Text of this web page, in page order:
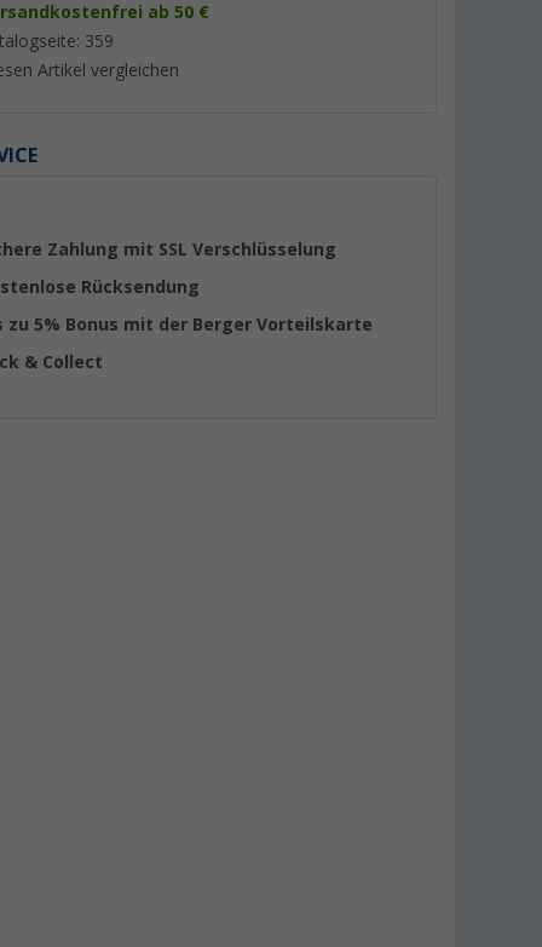
ab 50 €
359
Artikel vergleichen
Zahlung mit SSL Verschlüsselung
Rücksendung
zu 5% Bonus mit der Berger Vorteilskarte
& Collect
mit
6,99 €